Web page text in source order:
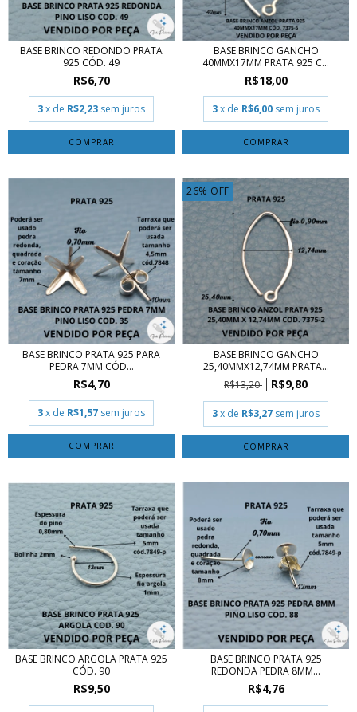
BASE BRINCO REDONDO PRATA
925 CÓD. 49
R$6,70
3x de R$2,23 sem juros
COMPRAR
BASE BRINCO GANCHO
40MMX17MM PRATA 925 C...
R$18,00
3x de R$6,00 sem juros
COMPRAR
BASE BRINCO PRATA 925 PARA
PEDRA 7MM CÓD...
R$4,70
3x de R$1,57 sem juros
COMPRAR
26% OFF
BASE BRINCO GANCHO
25,40MMX12,74MM PRATA...
R$13,20
R$9,80
3x de R$3,27 sem juros
COMPRAR
BASE BRINCO ARGOLA PRATA 925
CÓD. 90
R$9,50
BASE BRINCO PRATA 925
REDONDA PEDRA 8MM...
R$4,76